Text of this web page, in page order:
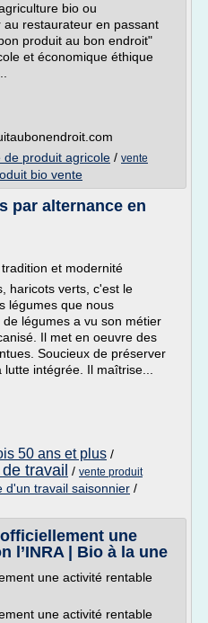
bio ou
restaurateur en passant
produit au bon endroit"
et économique éthique
de produit agricole / vente
bio vente
par alternance en
et modernité
haricots verts, c'est le
légumes que nous
légumes a vu son métier
Il met en oeuvre des
Soucieux de préserver
intégrée. Il maîtrise...
50 ans et plus /
travail / vente produit
d'un travail saisonnier /
une
l’INRA | Bio à la une
une activité rentable
une activité rentable